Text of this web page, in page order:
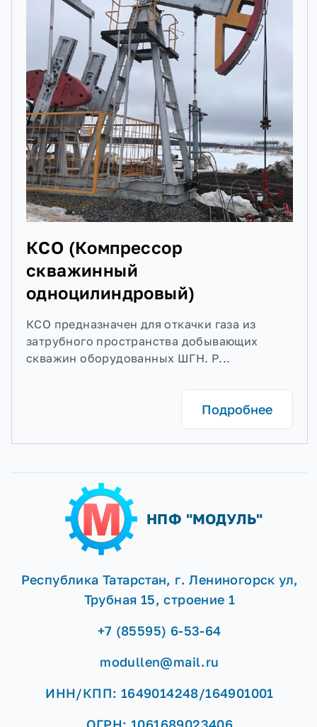
Стенд для сборки/разборки пакерно-
якорного оборудования
КСО (Компрессор
скважинный
одноцилиндровый)
КСО предназначен для откачки газа из
затрубного пространства добывающих
скважин оборудованных ШГН. Р...
Подробнее
НПФ "МОДУЛЬ"
Республика Татарстан, г. Лениногорск ул,
Трубная 15, строение 1
+7 (85595) 6-53-64
modullen@mail.ru
ИНН/КПП: 1649014248/164901001